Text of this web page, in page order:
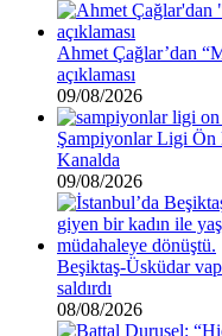
Ahmet Çağlar’dan
açıklaması
09/08/2026
Şampiyonlar Ligi Ön
Kanalda
09/08/2026
Beşiktaş-Üsküdar
saldırdı
08/08/2026